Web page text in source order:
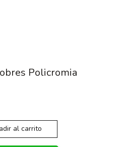
Policromia
al carrito